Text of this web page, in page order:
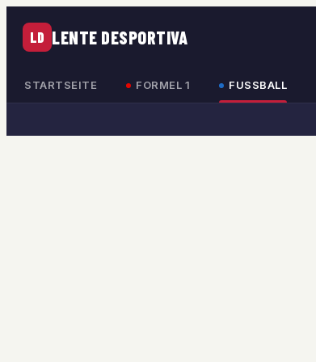
LD LENTE DESPORTIVA
STARTSEITE FORMEL 1 FUSSBALL